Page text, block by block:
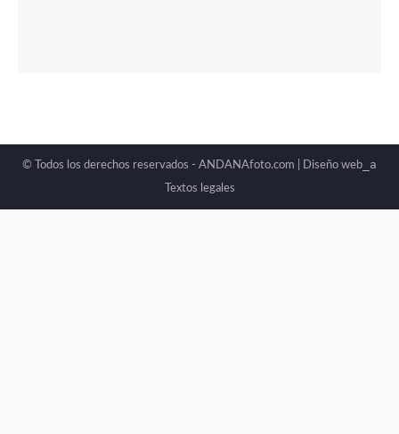
© Todos los derechos reservados - ANDANAfoto.com | Diseño web _a
Textos legales